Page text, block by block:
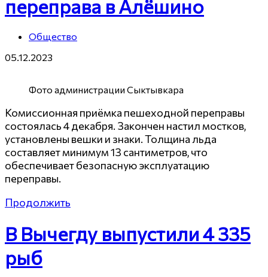
переправа в Алёшино
Общество
05.12.2023
Фото администрации Сыктывкара
Комиссионная приёмка пешеходной переправы
состоялась 4 декабря. Закончен настил мостков,
установлены вешки и знаки. Толщина льда
составляет минимум 13 сантиметров, что
обеспечивает безопасную эксплуатацию
переправы.
Продолжить
В Вычегду выпустили 4 335
рыб